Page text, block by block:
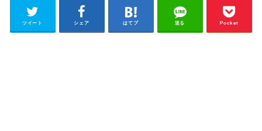
ツイート シェア はてブ 送る Pocket